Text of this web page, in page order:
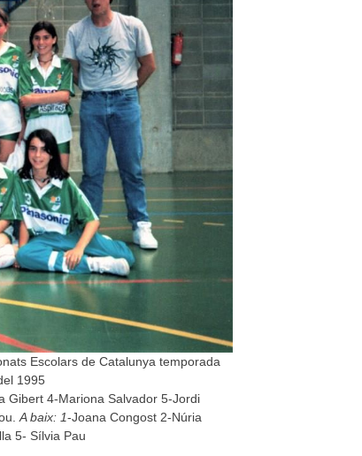
Escolars de Catalunya temporada
1995
Gibert 4-Mariona Salvador 5-Jordi
A baix: 1-Joana Congost 2-Núria
5- Sílvia Pau